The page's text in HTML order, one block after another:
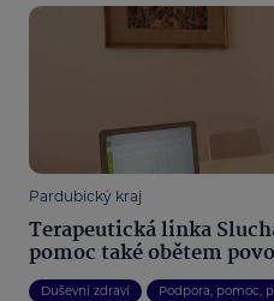
Pardubický kraj
Terapeutická linka
pomoc také obětem
Duševní zdraví Podpora, pomoc,